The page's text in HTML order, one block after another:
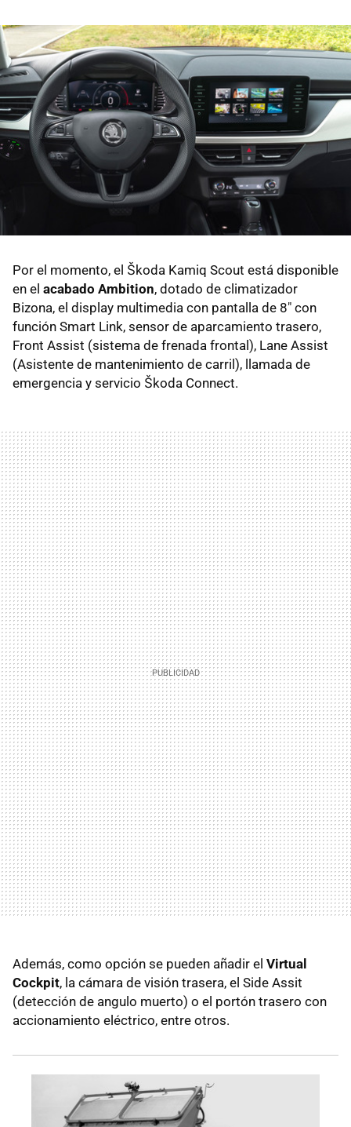
Por el momento, el Škoda Kamiq Scout está disponible
en el acabado Ambition, dotado de climatizador
Bizona, el display multimedia con pantalla de 8" con
función Smart Link, sensor de aparcamiento trasero,
Front Assist (sistema de frenada frontal), Lane Assist
(Asistente de mantenimiento de carril), llamada de
emergencia y servicio Škoda Connect.
Además, como opción se pueden añadir el Virtual
Cockpit, la cámara de visión trasera, el Side Assit
(detección de angulo muerto) o el portón trasero con
accionamiento eléctrico, entre otros.